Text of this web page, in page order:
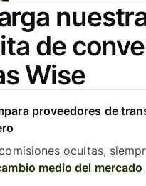
de
Wise
proveedores de
ocultas,
medio del mercado